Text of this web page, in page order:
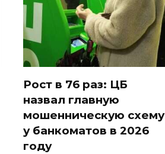
Рост в 76 раз: ЦБ
назвал главную
мошенническую схему
у банкоматов в 2026
году